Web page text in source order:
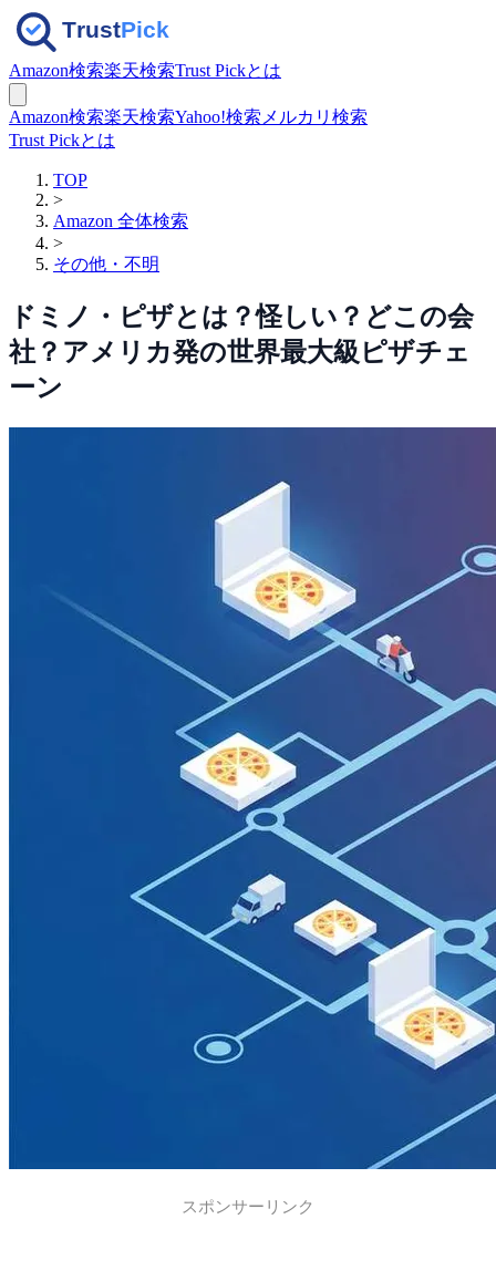
Amazon検索楽天検索Trust Pickとは
Amazon検索楽天検索Yahoo!検索 メルカリ検索
Trust Pickとは
TOP
>
Amazon 全体検索
>
その他・不明
ドミノ・ピザとは？怪しい？どこの会
社？アメリカ発の世界最大級ピザチェ
ーン
スポンサーリンク